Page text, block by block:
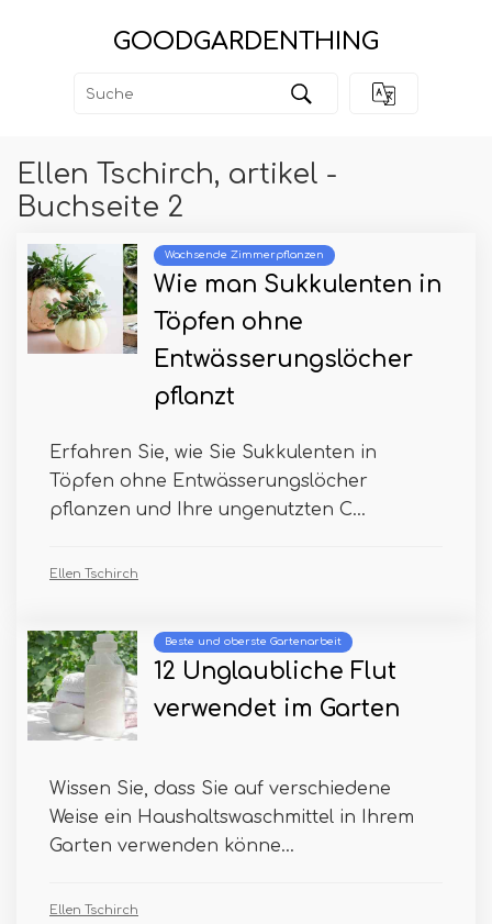
GOODGARDENTHING
Ellen Tschirch, artikel -
Buchseite 2
Wachsende Zimmerpflanzen
Wie man Sukkulenten in
Töpfen ohne
Entwässerungslöcher
pflanzt
Erfahren Sie, wie Sie Sukkulenten in
Töpfen ohne Entwässerungslöcher
pflanzen und Ihre ungenutzten C...
Ellen Tschirch
Beste und oberste Gartenarbeit
12 Unglaubliche Flut
verwendet im Garten
Wissen Sie, dass Sie auf verschiedene
Weise ein Haushaltswaschmittel in Ihrem
Garten verwenden könne...
Ellen Tschirch